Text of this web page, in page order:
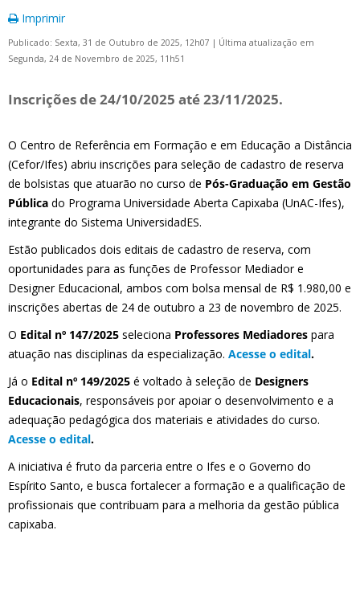
Imprimir
Publicado: Sexta, 31 de Outubro de 2025, 12h07 | Última atualização em
Segunda, 24 de Novembro de 2025, 11h51
Inscrições de 24/10/2025 até 23/11/2025.
O Centro de Referência em Formação e em Educação a Distância
(Cefor/Ifes) abriu inscrições para seleção de cadastro de reserva
de bolsistas que atuarão no curso de Pós-Graduação em Gestão
Pública do Programa Universidade Aberta Capixaba (UnAC-Ifes),
integrante do Sistema UniversidadES.
Estão publicados dois editais de cadastro de reserva, com
oportunidades para as funções de Professor Mediador e
Designer Educacional, ambos com bolsa mensal de R$ 1.980,00 e
inscrições abertas de 24 de outubro a 23 de novembro de 2025.
O Edital nº 147/2025 seleciona Professores Mediadores para
atuação nas disciplinas da especialização. Acesse o edital.
Já o Edital nº 149/2025 é voltado à seleção de Designers
Educacionais, responsáveis por apoiar o desenvolvimento e a
adequação pedagógica dos materiais e atividades do curso.
Acesse o edital.
A iniciativa é fruto da parceria entre o Ifes e o Governo do
Espírito Santo, e busca fortalecer a formação e a qualificação de
profissionais que contribuam para a melhoria da gestão pública
capixaba.